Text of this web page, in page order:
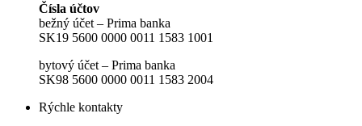
Čísla účtov
bežný účet – Prima banka
SK19 5600 0000 0011 1583 1001
bytový účet – Prima banka
SK98 5600 0000 0011 1583 2004
Rýchle kontakty